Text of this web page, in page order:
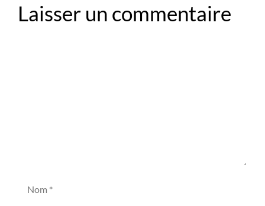
Laisser un commentaire